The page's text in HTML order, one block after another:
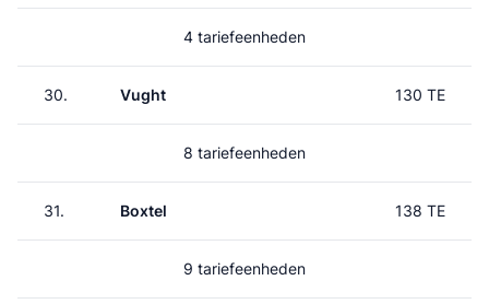
4 tariefeenheden
30. Vught 130 TE
8 tariefeenheden
31. Boxtel 138 TE
9 tariefeenheden